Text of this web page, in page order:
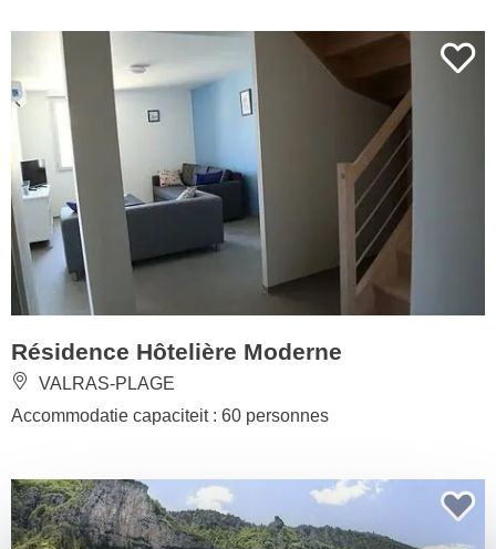
Résidence Hôtelière Moderne
VALRAS-PLAGE
Accommodatie capaciteit : 60 personnes